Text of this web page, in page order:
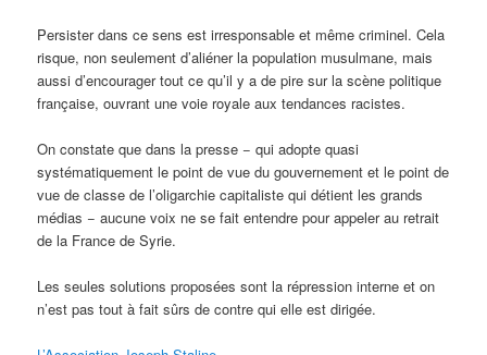
Persister dans ce sens est irresponsable et même criminel. Cela
risque, non seulement d’aliéner la population musulmane, mais
aussi d’encourager tout ce qu’il y a de pire sur la scène politique
française, ouvrant une voie royale aux tendances racistes.
On constate que dans la presse − qui adopte quasi
systématiquement le point de vue du gouvernement et le point de
vue de classe de l’oligarchie capitaliste qui détient les grands
médias − aucune voix ne se fait entendre pour appeler au retrait
de la France de Syrie.
Les seules solutions proposées sont la répression interne et on
n’est pas tout à fait sûrs de contre qui elle est dirigée.